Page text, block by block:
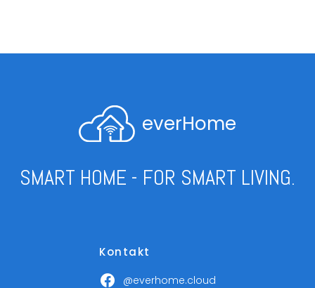
everHome
SMART HOME - FOR SMART LIVING.
Kontakt
@everhome.cloud